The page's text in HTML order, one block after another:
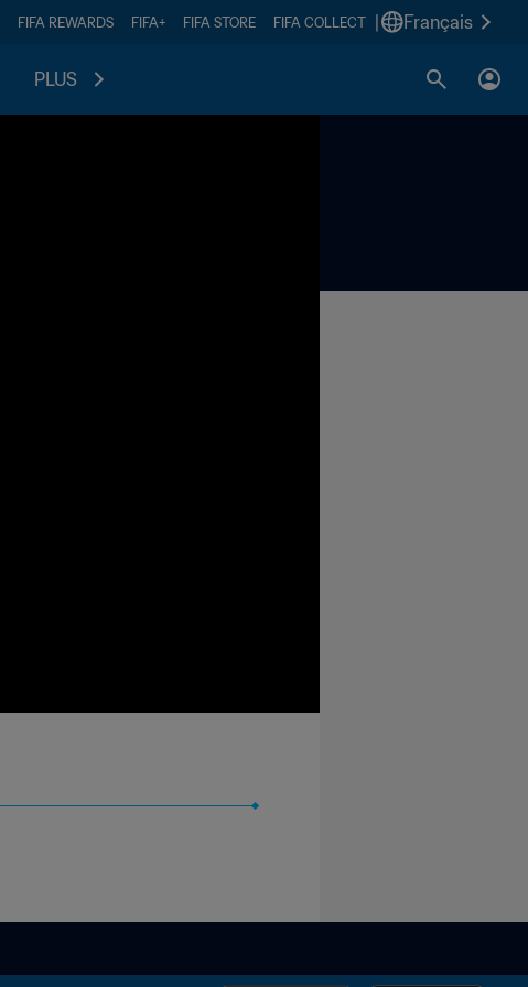
FIFA REWARDS FIFA+ FIFA STORE FIFA COLLECT Français
PLUS